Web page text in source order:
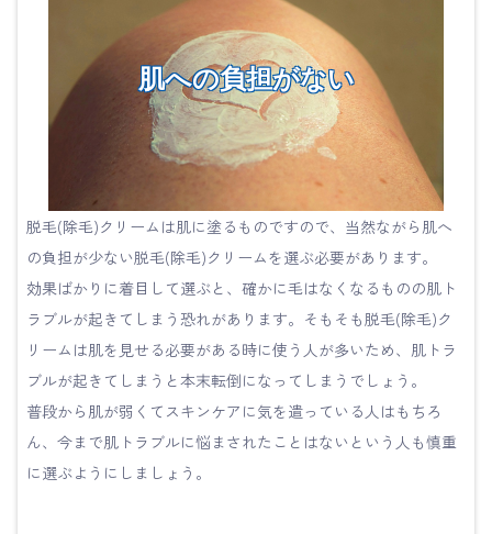
肌への負担がない
脱毛(除毛)クリームは肌に塗るものですので、当然ながら肌へ
の負担が少ない脱毛(除毛)クリームを選ぶ必要があります。
効果ばかりに着目して選ぶと、確かに毛はなくなるものの肌ト
ラブルが起きてしまう恐れがあります。そもそも脱毛(除毛)ク
リームは肌を見せる必要がある時に使う人が多いため、肌トラ
ブルが起きてしまうと本末転倒になってしまうでしょう。
普段から肌が弱くてスキンケアに気を遣っている人はもちろ
ん、今まで肌トラブルに悩まされたことはないという人も慎重
に選ぶようにしましょう。